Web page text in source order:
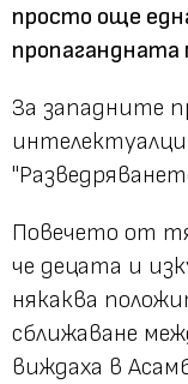
просто още
За западните
Повечето от
че децата и
някаква
сближаване
виждаха в